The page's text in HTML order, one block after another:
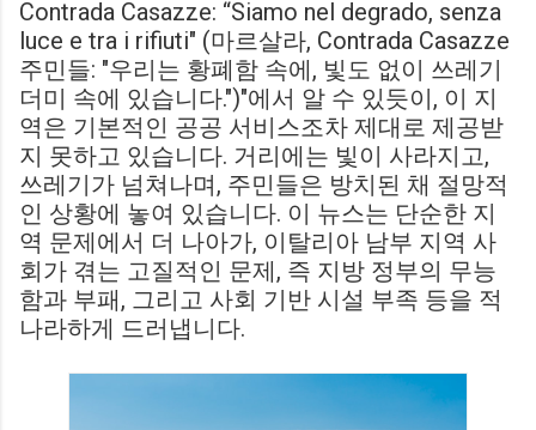
Contrada Casazze: “Siamo nel degrado, senza
luce e tra i rifiuti" (마르살라, Contrada Casazze
주민들: "우리는 황폐함 속에, 빛도 없이 쓰레기
더미 속에 있습니다.")"에서 알 수 있듯이, 이 지
역은 기본적인 공공 서비스조차 제대로 제공받
지 못하고 있습니다. 거리에는 빛이 사라지고,
쓰레기가 넘쳐나며, 주민들은 방치된 채 절망적
인 상황에 놓여 있습니다. 이 뉴스는 단순한 지
역 문제에서 더 나아가, 이탈리아 남부 지역 사
회가 겪는 고질적인 문제, 즉 지방 정부의 무능
함과 부패, 그리고 사회 기반 시설 부족 등을 적
나라하게 드러냅니다.